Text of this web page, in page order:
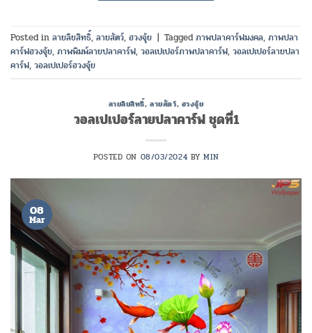
Posted in ลายลิขสิทธิ์, ลายสัตว์, ฮวงจุ้ย | Taggedภาพปลาคาร์ฟมงคล, ภาพปลา
คาร์ฟฮวงจุ้ย, ภาพพิมพ์ลายปลาคาร์ฟ, วอลเปเปอร์ภาพปลาคาร์ฟ, วอลเปเปอร์ลายปลา
คาร์ฟ, วอลเปเปอร์ฮวงจุ้ย
ลายลิขสิทธิ์,ลายสัตว์, ฮวงจุ้ย
วอลเปเปอร์ลายปลาคาร์ฟ ชุดที่1
POSTED ON 08/03/2024 BYMIN
08
Mar